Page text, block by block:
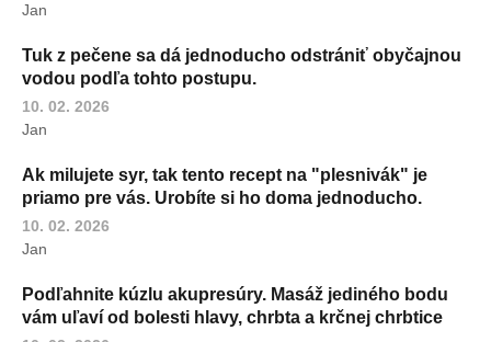
Jan
Tuk z pečene sa dá jednoducho odstrániť obyčajnou
vodou podľa tohto postupu.
10. 02. 2026
Jan
Ak milujete syr, tak tento recept na "plesnivák" je
priamo pre vás. Urobíte si ho doma jednoducho.
10. 02. 2026
Jan
Podľahnite kúzlu akupresúry. Masáž jediného bodu
vám uľaví od bolesti hlavy, chrbta a krčnej chrbtice